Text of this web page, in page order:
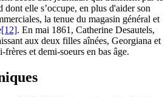
dont elle s’occupe, en plus d'aider son
la tenue du magasin général et
[12]. En mai 1861, Catherine Desautels,
aux deux filles aînées, Georgiana et
et demi-soeurs en bas âge.